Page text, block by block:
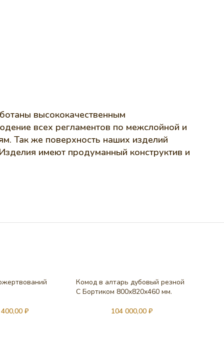
высококачественным
всех регламентов по межслойной и
Так же поверхность наших изделий
имеют продуманный конструктив и
₽
Комод в алтарь дубовый резной
С Бортиком 800х820х460 мм.
104 000,00₽